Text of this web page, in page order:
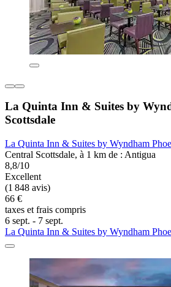
La Quinta Inn & Suites by
Scottsdale
La Quinta Inn & Suites by Wyndham
Central Scottsdale, à 1 km de : Antigua
8,8/10
Excellent
(1 848 avis)
66 €
taxes et frais compris
6 sept. - 7 sept.
La Quinta Inn & Suites by Wyndham